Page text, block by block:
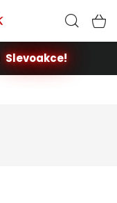
Slevoakce!